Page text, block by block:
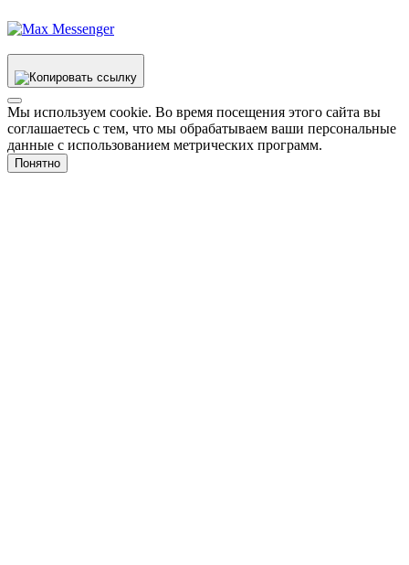
Мы используем cookie. Во время посещения этого сайта вы
соглашаетесь с тем, что мы обрабатываем ваши персональные
данные с использованием метрических программ.
Понятно